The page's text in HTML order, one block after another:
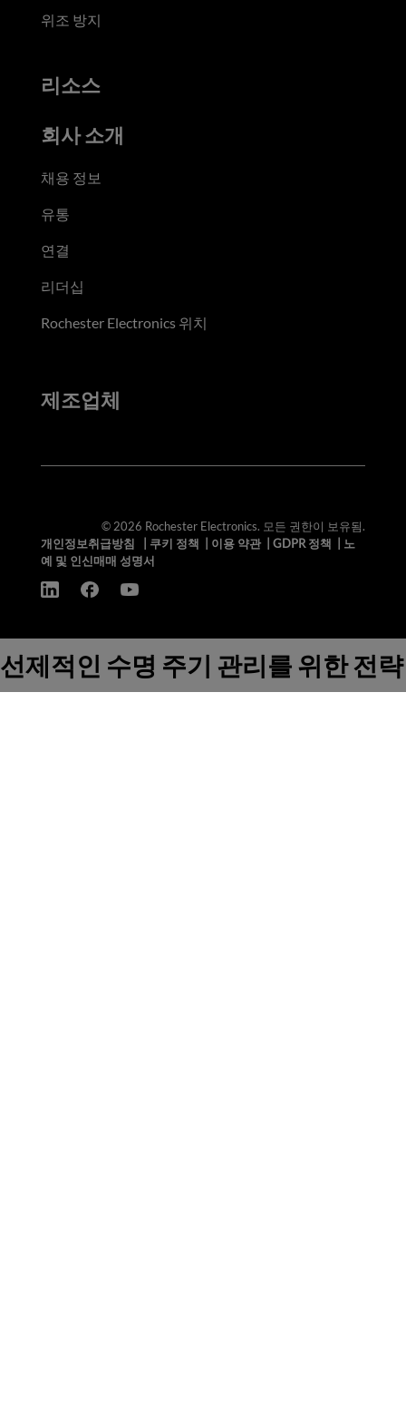
위조 방지
리소스
회사 소개
채용 정보
유통
연결
리더십
Rochester Electronics 위치
제조업체
© 2026 Rochester Electronics. 모든 권한이 보유됨.
개인정보취급방침
쿠키 정책 이용 약관| GDPR 정책
노
예 및 인신매매 성명서
선제적인 수명 주기 관리를 위한 전략